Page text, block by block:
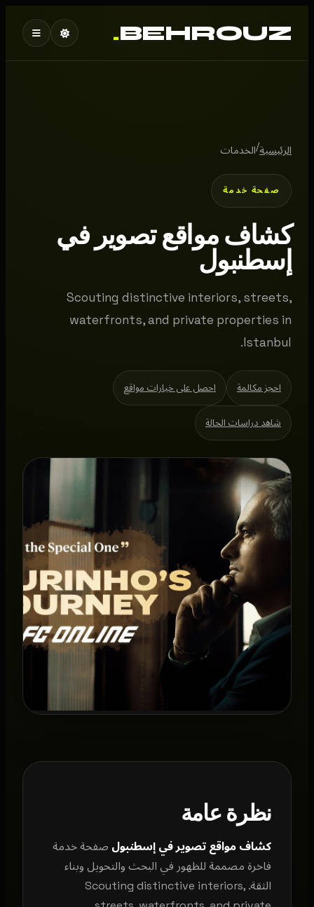
BEHROUZ
.
الرئيسية/الخدمات
صفحة خدمة
كشاف مواقع تصوير في
إسطنبول
Scouting distinctive interiors, streets,
waterfronts, and private properties in
Istanbul.
احجز مكالمة احصل على خيارات مواقع
شاهد دراسات الحالة
نظرة عامة
كشاف مواقع تصوير في إسطنبول صفحة خدمة
فاخرة مصممة للظهور في البحث والتحويل وبناء
الثقة. Scouting distinctive interiors,